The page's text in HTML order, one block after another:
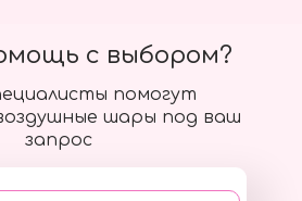
помогут
шары под ваш
запрос
с выбором?